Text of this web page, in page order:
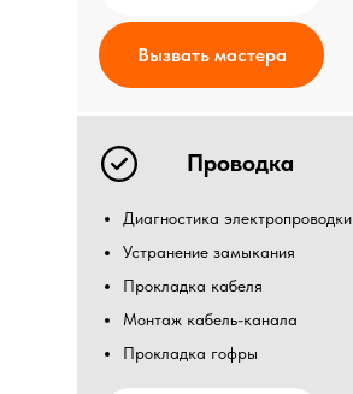
Вызвать мастера
Проводка
Диагностика электропроводки
Устранение замыкания
Прокладка кабеля
Монтаж кабель-канала
Прокладка гофры